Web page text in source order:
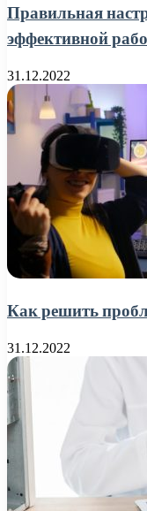
Правильная
эффективной
31.12.2022
Как решить
31.12.2022